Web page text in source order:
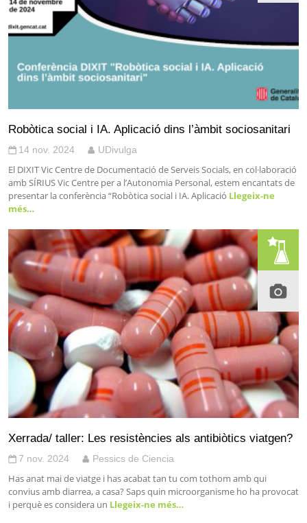
Robòtica social i IA. Aplicació dins l’àmbit sociosanitari
14 nov. 2024 UDivulga
El DIXIT Vic Centre de Documentació de Serveis Socials, en col·laboració
amb SÍRIUS Vic Centre per a l’Autonomia Personal, estem encantats de
presentar la conferència “Robòtica social i IA. Aplicació Llegeix-ne
més…
Xerrada/ taller: Les resistències als antibiòtics viatgen?
7 nov. 2024 Pessics de Ciencia
Has anat mai de viatge i has acabat tan tu com tothom amb qui
convius amb diarrea, a casa? Saps quin microorganisme ho ha provocat
i perquè es considera un Llegeix-ne més…